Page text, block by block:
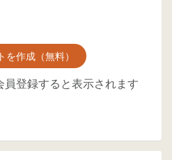
を作成（無料）
登録すると表示されます